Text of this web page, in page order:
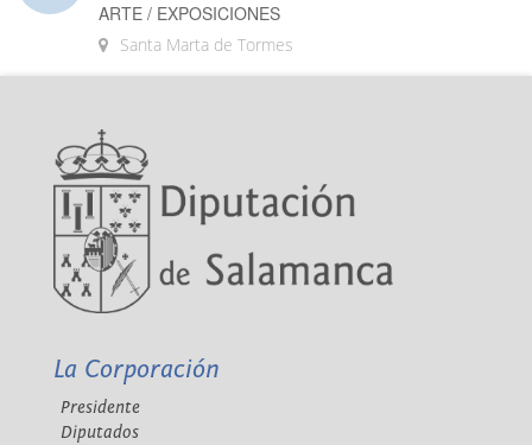
ARTE / EXPOSICIONES
Santa Marta de Tormes
La Corporación
Presidente
Diputados